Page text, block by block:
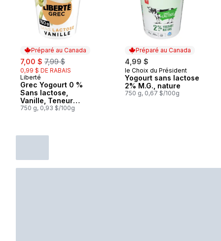
Préparé au Canada
sale:
7,00 $ , formerly:
7,99 $
0,99 $ DE RABAIS
Préparé au Canada
Liberté
Grec Yogourt 0 %
Sans lactose,
Vanille, Teneur
élevée en protéines
750 g, 0,93 $/100g
Préparé au Canada
4,99 $
Préparé au Canada
le Choix du Président
Yogourt sans lactose
2% M.G., nature
750 g, 0,67 $/100g